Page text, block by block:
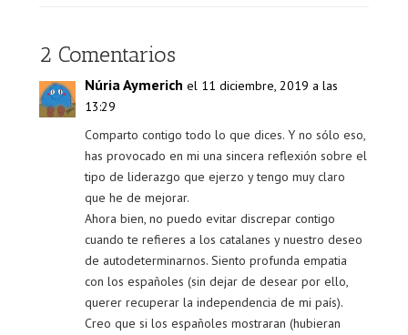
2 Comentarios
Núria Aymerich el 11 diciembre, 2019 a las
13:29
Comparto contigo todo lo que dices. Y no sólo eso,
has provocado en mi una sincera reflexión sobre el
tipo de liderazgo que ejerzo y tengo muy claro
que he de mejorar.
Ahora bien, no puedo evitar discrepar contigo
cuando te refieres a los catalanes y nuestro deseo
de autodeterminarnos. Siento profunda empatia
con los españoles (sin dejar de desear por ello,
querer recuperar la independencia de mi país).
Creo que si los españoles mostraran (hubieran